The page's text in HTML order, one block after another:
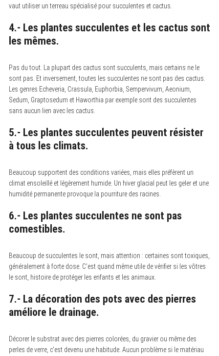
vaut utiliser un terreau spécialisé pour succulentes et cactus.
4.- Les plantes succulentes et les cactus sont
les mêmes.
Pas du tout. La plupart des cactus sont succulents, mais certains ne le
sont pas. Et inversement, toutes les succulentes ne sont pas des cactus.
Les genres Echeveria, Crassula, Euphorbia, Sempervivum, Aeonium,
Sedum, Graptosedum et Haworthia par exemple sont des succulentes
sans aucun lien avec les cactus.
5.- Les plantes succulentes peuvent résister
à tous les climats.
Beaucoup supportent des conditions variées, mais elles préfèrent un
climat ensoleillé et légèrement humide. Un hiver glacial peut les geler et une
humidité permanente provoque la pourriture des racines.
6.- Les plantes succulentes ne sont pas
comestibles.
Beaucoup de succulentes le sont, mais attention : certaines sont toxiques,
généralement à forte dose. C’est quand même utile de vérifier si les vôtres
le sont, histoire de protéger les enfants et les animaux.
7.- La décoration des pots avec des pierres
améliore le drainage.
Décorer le substrat avec des pierres colorées, du gravier ou même des
perles de verre, c’est devenu une habitude. Aucun problème si le matériau
S
r
h
f
: